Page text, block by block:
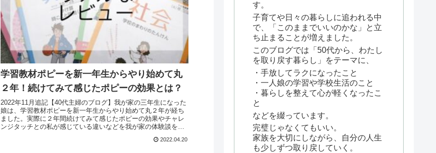
学習教材ポピーを新一年生からやり始めて丸
２年！続けてみて感じたポピーの効果とは？
2022年11月追記【40代主婦のブログ】我が家の三年生になった
娘は、学習教材ポピーを新一年生からやり始めて丸２年が経ち
ました。実際に２年間続けてみて感じたポピーの効果やチャレ
ンジタッチとの私が感じている違いなどを我が家の体験談を含
2022.04.20
す。
子育てや日々の暮らしに追われる中
で、「このままでいいのかな」と立
ち止まることが増えました。
このブログでは「50代から、わたし
を取り戻す暮らし」をテーマに、
・手放してラクになったこと
・一人娘の学習や学校生活のこと
・暮らしを整えて心が軽くなったこ
と
などを綴っています。
完璧じゃなくてもいい。
家族を大切にしながら、自分の人生
も少しずつ取り戻していく。